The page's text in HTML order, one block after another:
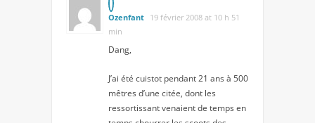
Ozenfant 19 février 2008 at 10 h 51
min
Dang,
J’ai été cuistot pendant 21 ans à 500
mêtres d’une citée, dont les
ressortissant venaient de temps en